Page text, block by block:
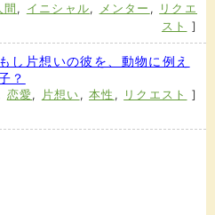
間 , イニシャル, メンター ,
リクエ
スト
]
し片想いの彼を、動物に例え
？
恋愛, 片想い ,本性 , リクエスト ]